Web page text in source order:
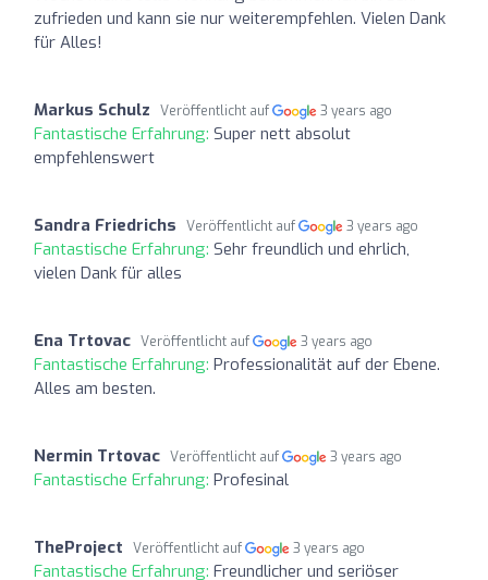
zufrieden und kann sie nur weiterempfehlen. Vielen Dank
für Alles!
Markus Schulz Veröffentlicht auf 3 years ago
Fantastische Erfahrung: Super nett absolut
empfehlenswert
Sandra Friedrichs Veröffentlicht auf 3 years ago
Fantastische Erfahrung: Sehr freundlich und ehrlich,
vielen Dank für alles
Ena Trtovac Veröffentlicht auf 3 years ago
Fantastische Erfahrung: Professionalität auf der Ebene.
Alles am besten.
Nermin Trtovac Veröffentlicht auf 3 years ago
Fantastische Erfahrung: Profesinal
TheProject Veröffentlicht auf 3 years ago
Fantastische Erfahrung: Freundlicher und seriöser